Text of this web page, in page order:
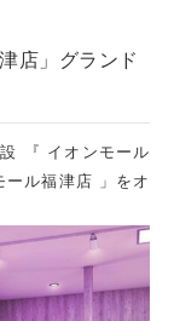
店」グランド
『 イオンモール
ル福津店 」をオ